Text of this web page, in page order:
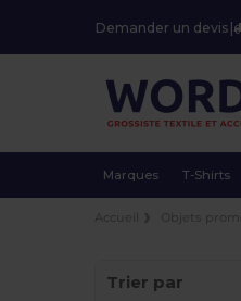
Demander un devis |
Marques T-Shirts
Trier par